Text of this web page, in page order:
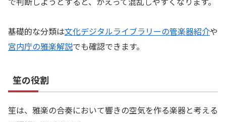
基礎的な分類は文化デジタルライブラリーの管楽器紹介や
宮内庁の雅楽解説でも確認できます。
笙の役割
笙は、雅楽の合奏において響きの空気を作る楽器と考える